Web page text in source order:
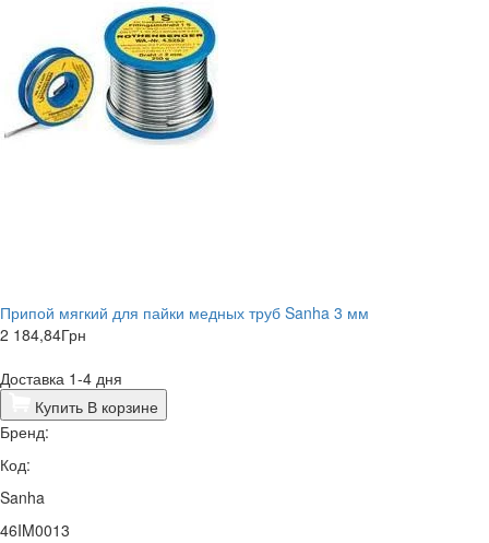
Припой мягкий для пайки медных труб Sanha 3 мм
2 184,84Грн
Доставка 1-4 дня
Купить В корзине
Бренд:
Код:
Sanha
46IM0013